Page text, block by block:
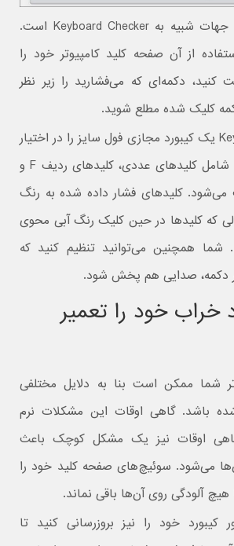
این ابزار از بسیاری جهات شبیه به Keyboard Checker است.
از آن صفحه کلید کامپیوتر خود را
کنید، دکمه‌ای که می‌فشارید را زیر نظر
کلیک شده مطلع شوید.
Keyboard Test Online یک کیبورد مجازی فول سایز را در اختیار
شما قرار می‌دهد که شامل کلیدهای عددی، کلیدهای ردیف F و
کلیدهای فشار داده شده به رنگ
که کلیدها در حین کلیک رنگ آبی محوی
شما همچنین می‌توانید تنظیم کنید که
دکمه، صدایی هم پخش شود.
خراب خود را تعمیر
شما ممکن است بنا به دلایل مختلفی
باشد. گاهی اوقات این مشکلات نرم
اوقات نیز یک مشکل کوچک باعث
می‌شود. سوئیچ‌های صفحه کلید خود را
هیچ آلودگی روی آن‌ها باقی نماند.
کیبورد خود را نیز بروزرسانی کنید تا